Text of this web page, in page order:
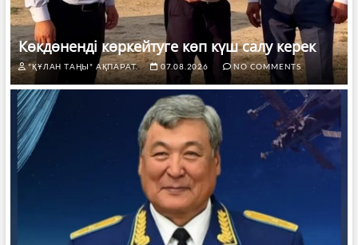
Көкдөненді көркейтуге көп күш салу керек
"ҚҰЛАН ТАҢЫ" АҚПАРАТ. 07.08.2026 NO COMMENTS